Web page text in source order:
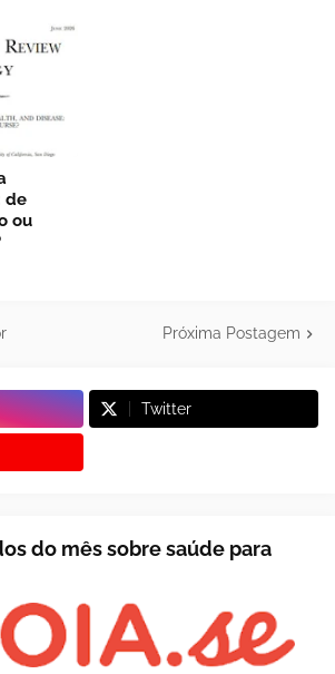
de
ou
Próxima Postagem
Twitter
do mês sobre saúde para